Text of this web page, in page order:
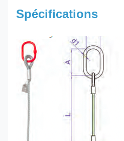
Spécifications